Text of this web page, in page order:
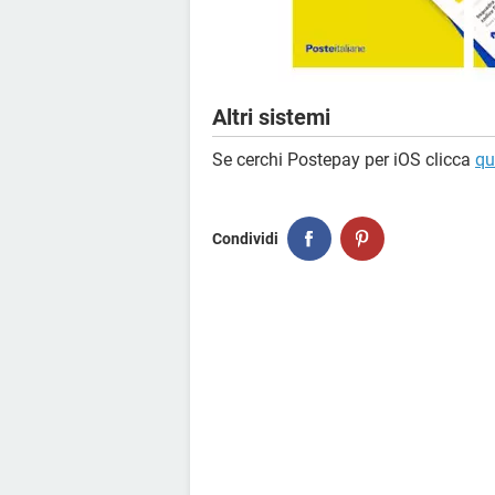
Altri sistemi
Se cerchi Postepay per iOS clicca
Condividi